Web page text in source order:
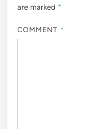
are marked *
COMMENT *